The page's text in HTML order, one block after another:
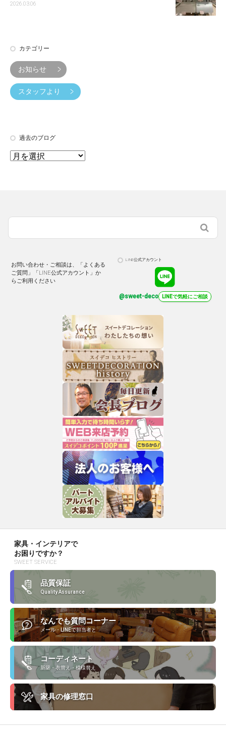
2026.03.06
カテゴリー
お知らせ
スタッフより
過去のブログ
お問い合わせ・ご相談は、「よくある
ご質問」「LINE公式アカウント」か
らご利用ください
LINE公式アカウント
@sweet-deco LINEで気軽にご相談
家具・インテリアで
お困りですか？
SWEET SERVICE
品質保証
Quality Assurance
なんでも質問コーナー
メール・LINEで担当者と
コーディネート
新築・衣替え・模様替え
家具の修理窓口